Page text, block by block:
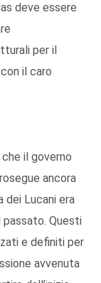
deve essere
per il
il caro
il governo
ancora
dei Lucani era
Questi
e definiti per
avvenuta